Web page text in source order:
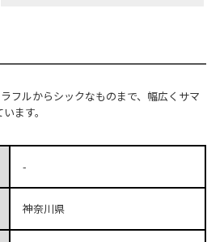
フルからシックなものまで、幅広くサマ
ます。
-
神奈川県